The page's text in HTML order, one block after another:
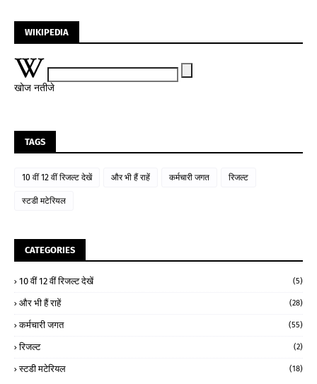
WIKIPEDIA
खोज नतीजे
TAGS
10 वीं 12 वीं रिजल्ट देखें और भी हैं राहें कर्मचारी जगत रिजल्ट
स्टडी मटेरियल
CATEGORIES
10 वीं 12 वीं रिजल्ट देखें (5)
और भी हैं राहें (28)
कर्मचारी जगत (55)
रिजल्ट (2)
स्टडी मटेरियल (18)